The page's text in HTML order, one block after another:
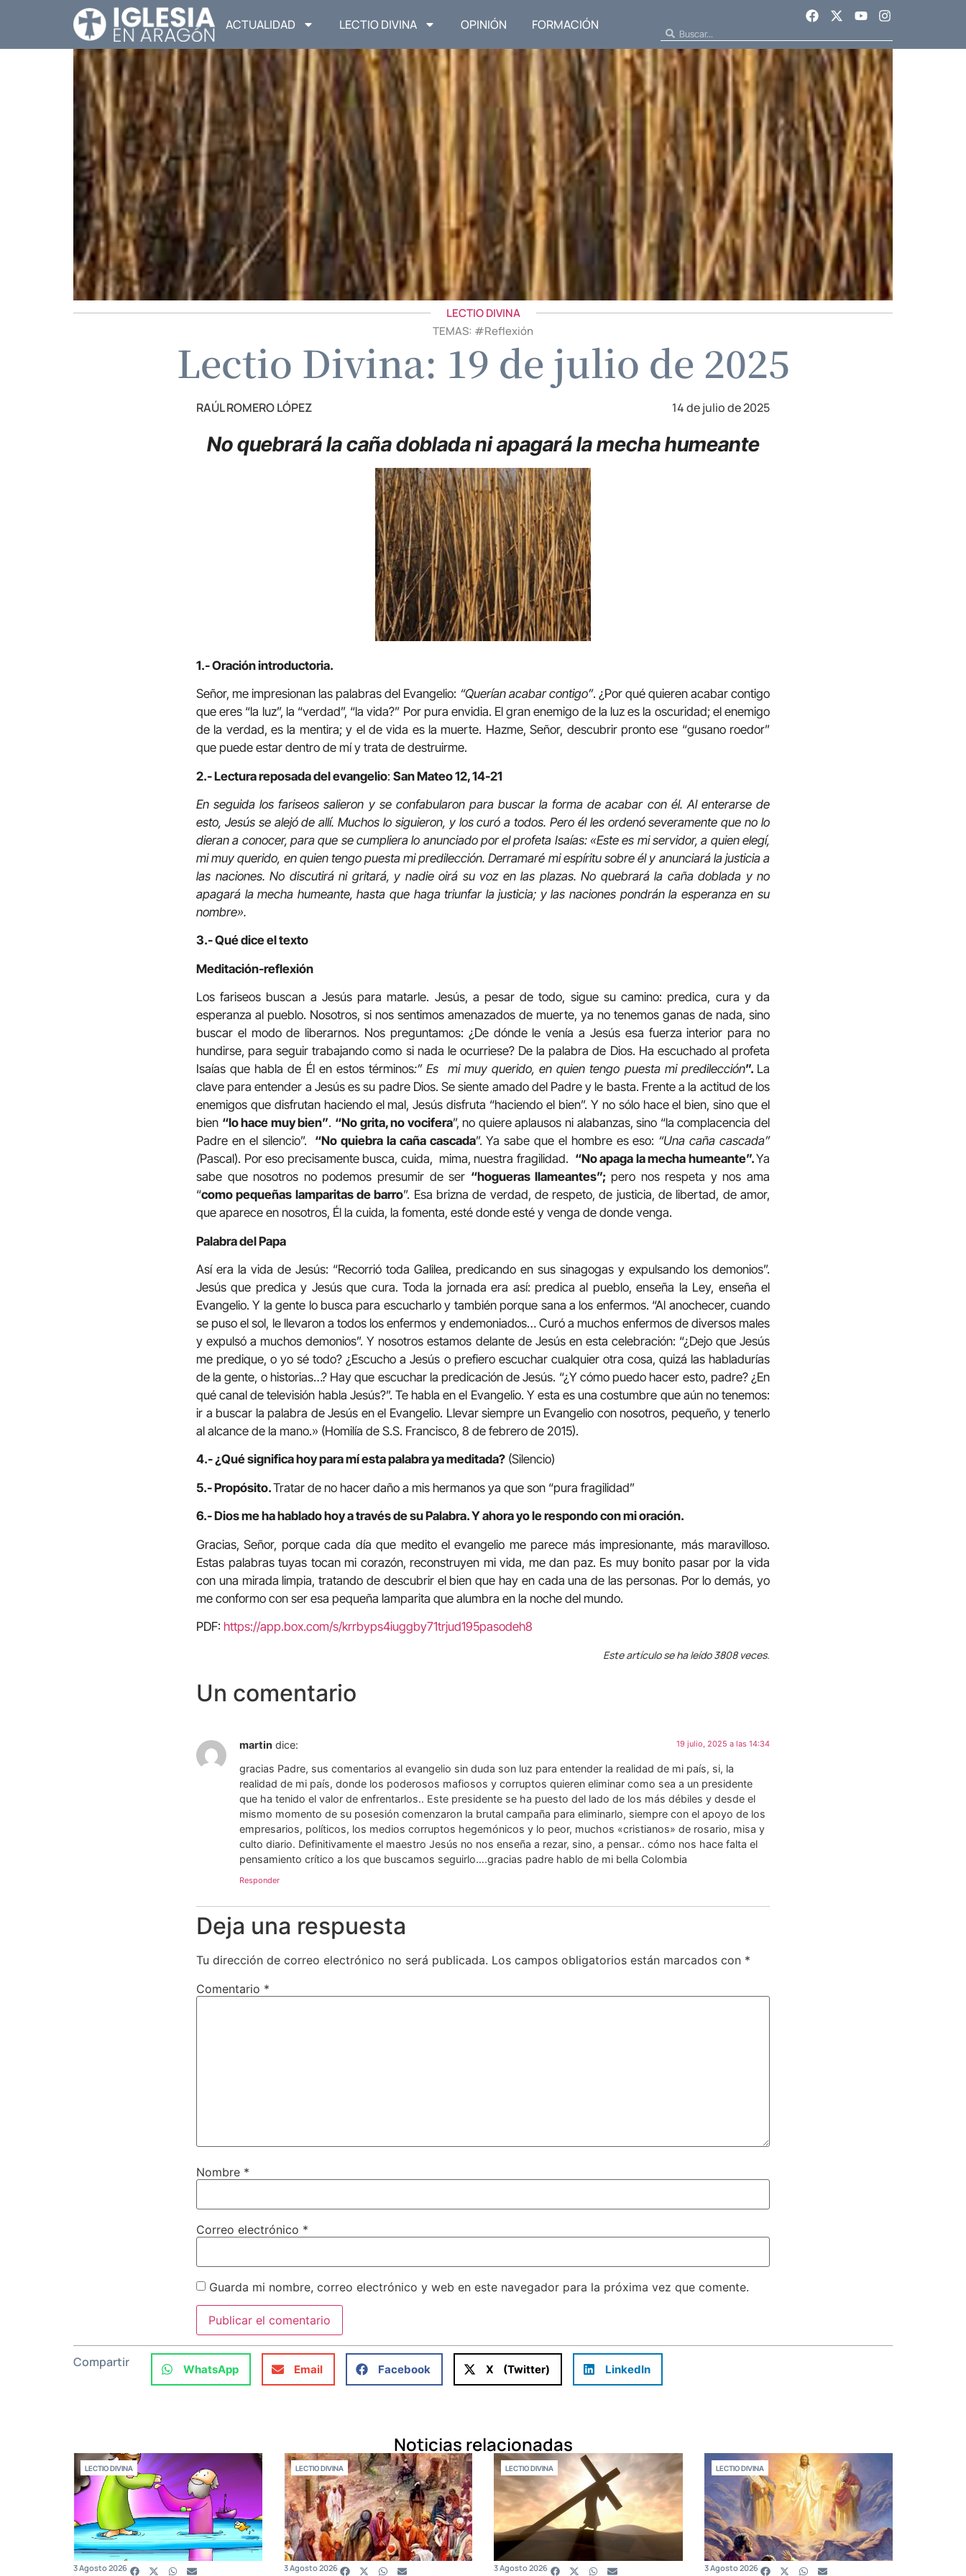
ACTUALIDAD LECTIO DIVINA OPINIÓN FORMACIÓN
LECTIO DIVINA
TEMAS: #Reflexión
Lectio Divina: 19 de julio de 2025
RAÚL ROMERO LÓPEZ 14 de julio de 2025
No quebrará la caña doblada ni apagará la mecha humeante
1.- Oración introductoria.
Señor, me impresionan las palabras del Evangelio: “Querían acabar contigo”. ¿Por qué quieren acabar contigo
que eres “la luz”, la “verdad”, “la vida?” Por pura envidia. El gran enemigo de la luz es la oscuridad; el enemigo
de la verdad, es la mentira; y el de vida es la muerte. Hazme, Señor, descubrir pronto ese “gusano roedor”
que puede estar dentro de mí y trata de destruirme.
2.- Lectura reposada del evangelio: San Mateo 12, 14-21
En seguida los fariseos salieron y se confabularon para buscar la forma de acabar con él. Al enterarse de
esto, Jesús se alejó de allí. Muchos lo siguieron, y los curó a todos. Pero él les ordenó severamente que no lo
dieran a conocer, para que se cumpliera lo anunciado por el profeta Isaías: «Este es mi servidor, a quien elegí,
mi muy querido, en quien tengo puesta mi predilección. Derramaré mi espíritu sobre él y anunciará la justicia a
las naciones. No discutirá ni gritará, y nadie oirá su voz en las plazas. No quebrará la caña doblada y no
apagará la mecha humeante, hasta que haga triunfar la justicia; y las naciones pondrán la esperanza en su
nombre».
3.- Qué dice el texto
Meditación-reflexión
Los fariseos buscan a Jesús para matarle. Jesús, a pesar de todo, sigue su camino: predica, cura y da
esperanza al pueblo. Nosotros, si nos sentimos amenazados de muerte, ya no tenemos ganas de nada, sino
buscar el modo de liberarnos. Nos preguntamos: ¿De dónde le venía a Jesús esa fuerza interior para no
hundirse, para seguir trabajando como si nada le ocurriese? De la palabra de Dios. Ha escuchado al profeta
Isaías que habla de Él en estos términos:” Es mi muy querido, en quien tengo puesta mi predilección”. La
clave para entender a Jesús es su padre Dios. Se siente amado del Padre y le basta. Frente a la actitud de los
enemigos que disfrutan haciendo el mal, Jesús disfruta “haciendo el bien”. Y no sólo hace el bien, sino que el
bien “lo hace muy bien”. “No grita, no vocifera”, no quiere aplausos ni alabanzas, sino “la complacencia del
Padre en el silencio”. “No quiebra la caña cascada”. Ya sabe que el hombre es eso: “Una caña cascada”
(Pascal). Por eso precisamente busca, cuida, mima, nuestra fragilidad. “No apaga la mecha humeante”.Ya
sabe que nosotros no podemos presumir de ser “hogueras llameantes”; pero nos respeta y nos ama
“como pequeñas lamparitas de barro”. Esa brizna de verdad, de respeto, de justicia, de libertad, de amor,
que aparece en nosotros, Él la cuida, la fomenta, esté donde esté y venga de donde venga.
Palabra del Papa
Así era la vida de Jesús: “Recorrió toda Galilea, predicando en sus sinagogas y expulsando los demonios”.
Jesús que predica y Jesús que cura. Toda la jornada era así: predica al pueblo, enseña la Ley, enseña el
Evangelio. Y la gente lo busca para escucharlo y también porque sana a los enfermos. “Al anochecer, cuando
se puso el sol, le llevaron a todos los enfermos y endemoniados… Curó a muchos enfermos de diversos males
y expulsó a muchos demonios”. Y nosotros estamos delante de Jesús en esta celebración: “¿Dejo que Jesús
me predique, o yo sé todo? ¿Escucho a Jesús o prefiero escuchar cualquier otra cosa, quizá las habladurías
de la gente, o historias…? Hay que escuchar la predicación de Jesús. “¿Y cómo puedo hacer esto, padre? ¿En
qué canal de televisión habla Jesús?”. Te habla en el Evangelio. Y esta es una costumbre que aún no tenemos:
ir a buscar la palabra de Jesús en el Evangelio. Llevar siempre un Evangelio con nosotros, pequeño, y tenerlo
al alcance de la mano.» (Homilía de S.S. Francisco, 8 de febrero de 2015).
4.- ¿Qué significa hoy para mí esta palabra ya meditada? (Silencio)
5.- Propósito.Tratar de no hacer daño a mis hermanos ya que son “pura fragilidad”
6.- Dios me ha hablado hoy a través de su Palabra. Y ahora yo le respondo con mi oración.
Gracias, Señor, porque cada día que medito el evangelio me parece más impresionante, más maravilloso.
Estas palabras tuyas tocan mi corazón, reconstruyen mi vida, me dan paz. Es muy bonito pasar por la vida
con una mirada limpia, tratando de descubrir el bien que hay en cada una de las personas. Por lo demás, yo
me conformo con ser esa pequeña lamparita que alumbra en la noche del mundo.
PDF: https://app.box.com/s/krrbyps4iuggby71trjud195pasodeh8
Este artículo se ha leído 3808 veces.
Un comentario
martin dice: 19 julio, 2025 a las 14:34
gracias Padre, sus comentarios al evangelio sin duda son luz para entender la realidad de mi país, si, la
realidad de mi país, donde los poderosos mafiosos y corruptos quieren eliminar como sea a un presidente
que ha tenido el valor de enfrentarlos.. Este presidente se ha puesto del lado de los más débiles y desde el
mismo momento de su posesión comenzaron la brutal campaña para eliminarlo, siempre con el apoyo de los
empresarios, políticos, los medios corruptos hegemónicos y lo peor, muchos «cristianos» de rosario, misa y
culto diario. Definitivamente el maestro Jesús no nos enseña a rezar, sino, a pensar.. cómo nos hace falta el
pensamiento crítico a los que buscamos seguirlo….gracias padre hablo de mi bella Colombia
Responder
Deja una respuesta
Tu dirección de correo electrónico no será publicada. Los campos obligatorios están marcados con *
Comentario *
Nombre *
Correo electrónico *
Guarda mi nombre, correo electrónico y web en este navegador para la próxima vez que comente.
Compartir WhatsApp Email Facebook X (Twitter) LinkedIn
Noticias relacionadas
LECTIO DIVINA
3 Agosto 2026
LECTIO DIVINA
3 Agosto 2026
LECTIO DIVINA
3 Agosto 2026
LECTIO DIVINA
3 Agosto 2026